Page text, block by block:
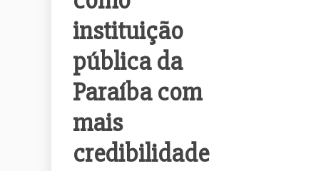
instituição
pública da
Paraíba com
mais
credibilidade